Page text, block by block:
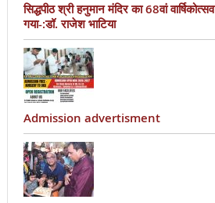
सिद्धपीठ श्री हनुमान मंदिर का 68वां
गया-:डॉ. राजेश भाटिया
Admission advertisment